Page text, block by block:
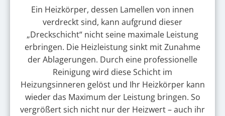
Ein Heizkörper, dessen Lamellen von innen
verdreckt sind, kann aufgrund dieser
„Dreckschicht“ nicht seine maximale Leistung
erbringen. Die Heizleistung sinkt mit Zunahme
der Ablagerungen. Durch eine professionelle
Reinigung wird diese Schicht im
Heizungsinneren gelöst und Ihr Heizkörper kann
wieder das Maximum der Leistung bringen. So
vergrößert sich nicht nur der Heizwert – auch ihr